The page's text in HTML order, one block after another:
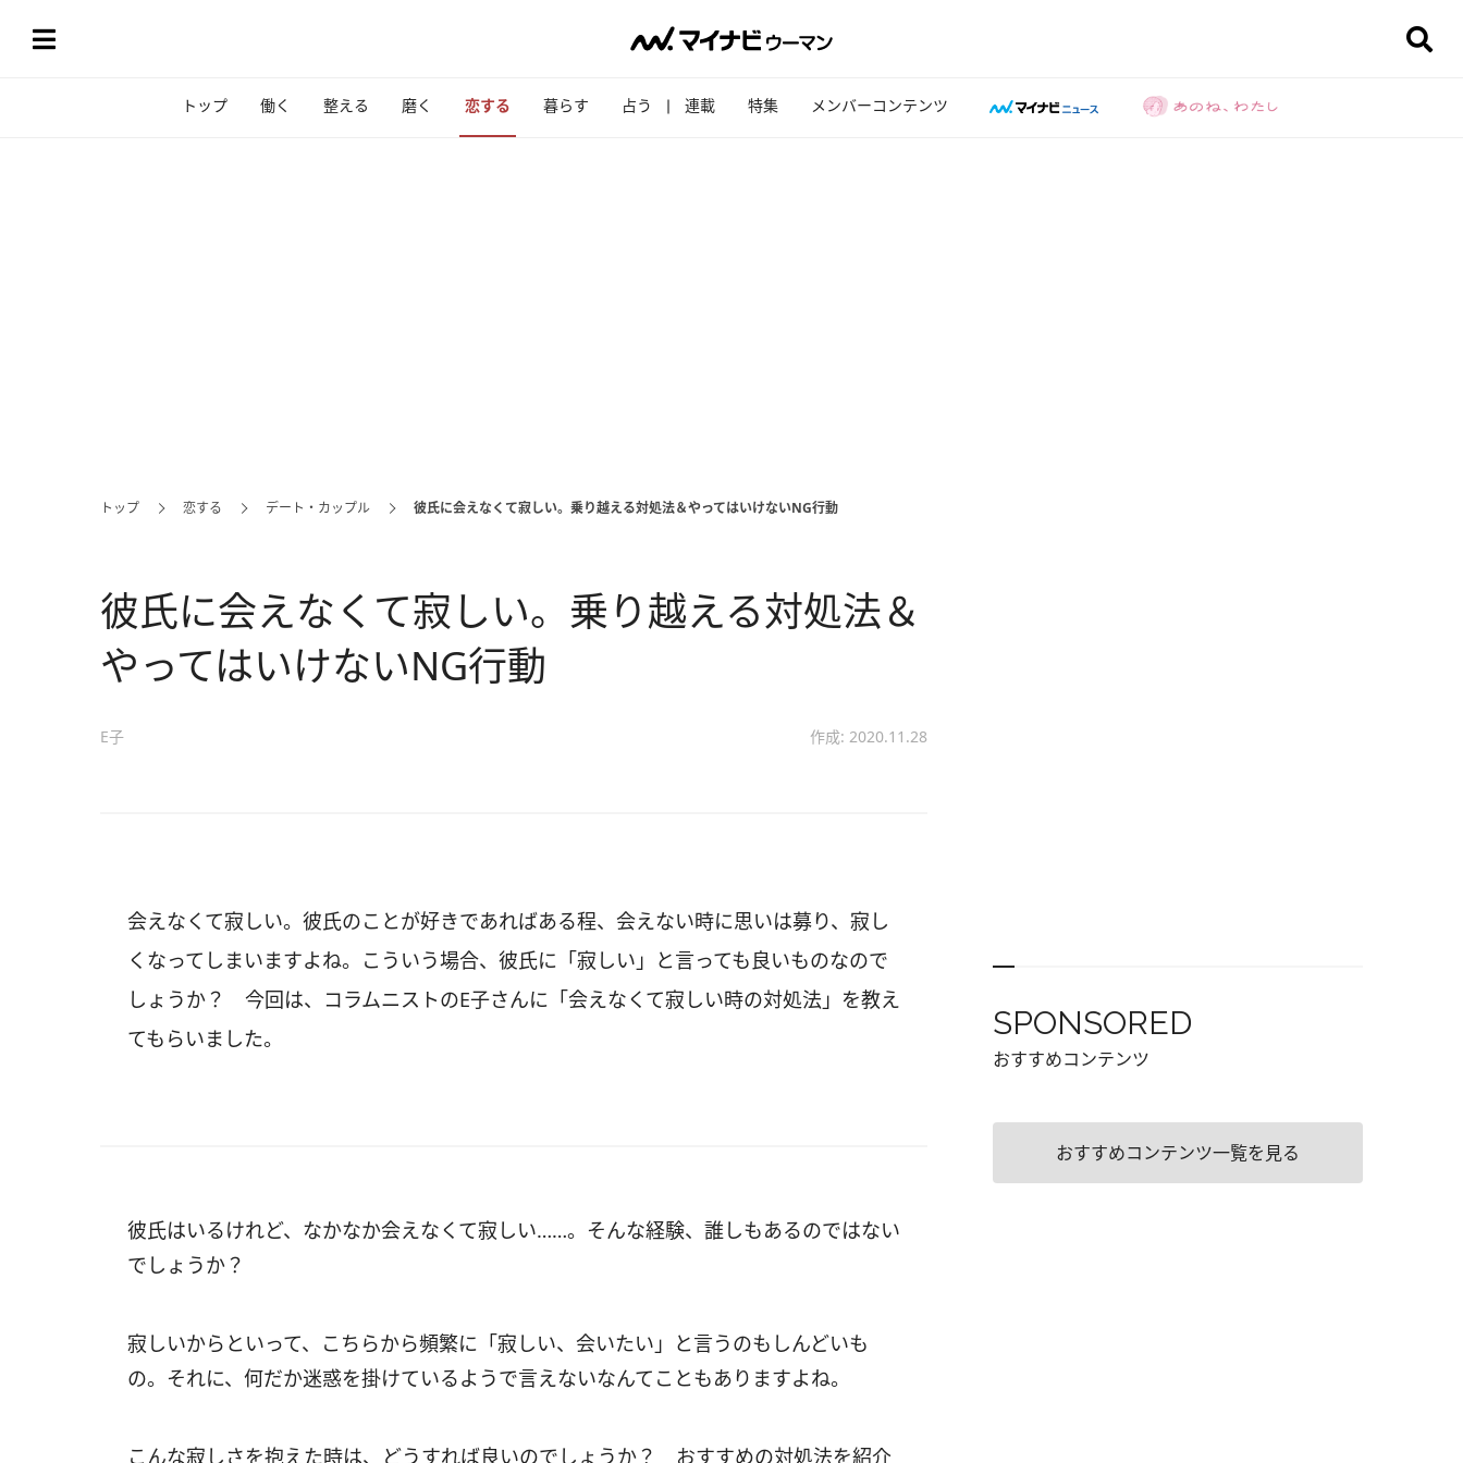
トップ 働く 整える 磨く 恋する 暮らす 占う 連載 特集 メンバーコンテンツ
トップ 恋する デート・カップル 彼氏に会えなくて寂しい。乗り越える対処法＆やってはいけないNG行動
彼氏に会えなくて寂しい。乗り越える対処法＆
やってはいけないNG行動
E子 作成: 2020.11.28
会えなくて寂しい。彼氏のことが好きであればある程、会えない時に思いは募り、寂し
くなってしまいますよね。こういう場合、彼氏に「寂しい」と言っても良いものなので
しょうか？ 今回は、コラムニストのE子さんに「会えなくて寂しい時の対処法」を教え
てもらいました。
彼氏はいるけれど、なかなか会えなくて寂しい……。そんな経験、誰しもあるのではない
でしょうか？
寂しいからといって、こちらから頻繁に「寂しい、会いたい」と言うのもしんどいも
の。それに、何だか迷惑を掛けているようで言えないなんてこともありますよね。
こんな寂しさを抱えた時は、どうすれば良いのでしょうか？ おすすめの対処法を紹介
SPONSORED
おすすめコンテンツ
おすすめコンテンツ一覧を見る